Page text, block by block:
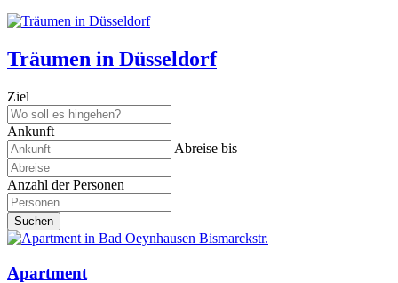
Träumen in Düsseldorf
Ziel
Ankunft
Abreise bis
Anzahl der Personen
Suchen
Apartment